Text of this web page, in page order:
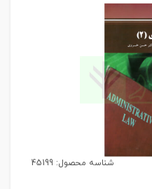
شناسه محصول: 45199